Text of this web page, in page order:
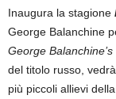
Inaugura la stagione
George Balanchine
George
del titolo russo,
più piccoli allievi della